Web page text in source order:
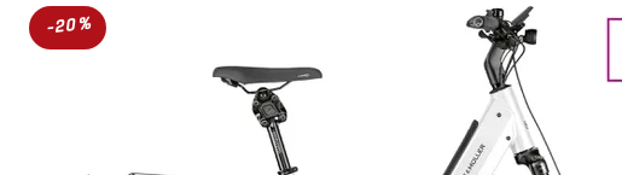
-20%